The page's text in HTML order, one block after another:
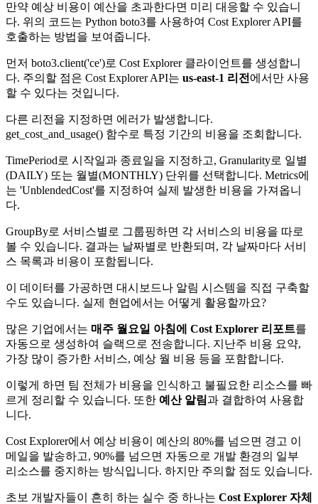
만약 예상 비용이 예산을 초과한다면 미리 대응할 수 있습니
다. 위의 코드는 Python boto3를 사용하여 Cost Explorer API를
호출하는 방법을 보여줍니다.
먼저 boto3.client('ce')로 Cost Explorer 클라이언트를 생성합니
다. 주의할 점은 Cost Explorer API는 us-east-1 리전 에서만 사용
할 수 있다는 것입니다.
다른 리전을 지정하면 에러가 발생합니다.
get_cost_and_usage() 함수로 특정 기간의 비용을 조회합니다.
TimePeriod로 시작일과 종료일을 지정하고, Granularity로 일별
(DAILY) 또는 월별(MONTHLY) 단위를 선택합니다. Metrics에
는 'UnblendedCost'를 지정하여 실제 발생한 비용을 가져옵니
다.
GroupBy로 서비스별로 그룹핑하면 각 서비스의 비용을 따로
볼 수 있습니다. 결과는 날짜별로 반환되며, 각 날짜마다 서비
스 목록과 비용이 포함됩니다.
이 데이터를 가공하면 대시보드나 알림 시스템을 직접 구축할
수도 있습니다. 실제 현업에서는 어떻게 활용할까요?
많은 기업에서는 매주 월요일 아침에 Cost Explorer 리포트를
자동으로 생성하여 슬랙으로 전송합니다. 지난주 비용 요약,
가장 많이 증가한 서비스, 예상 월 비용 등을 포함합니다.
이렇게 하면 팀 전체가 비용을 인식하고 불필요한 리소스를 빠
르게 정리할 수 있습니다. 또한 예산 알림과 결합하여 사용합
니다.
Cost Explorer에서 예상 비용이 예산의 80%를 넘으면 경고 이
메일을 발송하고, 90%를 넘으면 자동으로 개발 환경의 일부
리소스를 중지하는 방식입니다. 하지만 주의할 점도 있습니다.
초보 개발자들이 흔히 하는 실수 중 하나는 Cost Explorer 자체